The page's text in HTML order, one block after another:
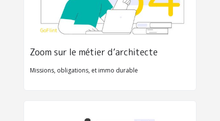
Zoom sur le métier d’architecte
Missions, obligations, et immo durable